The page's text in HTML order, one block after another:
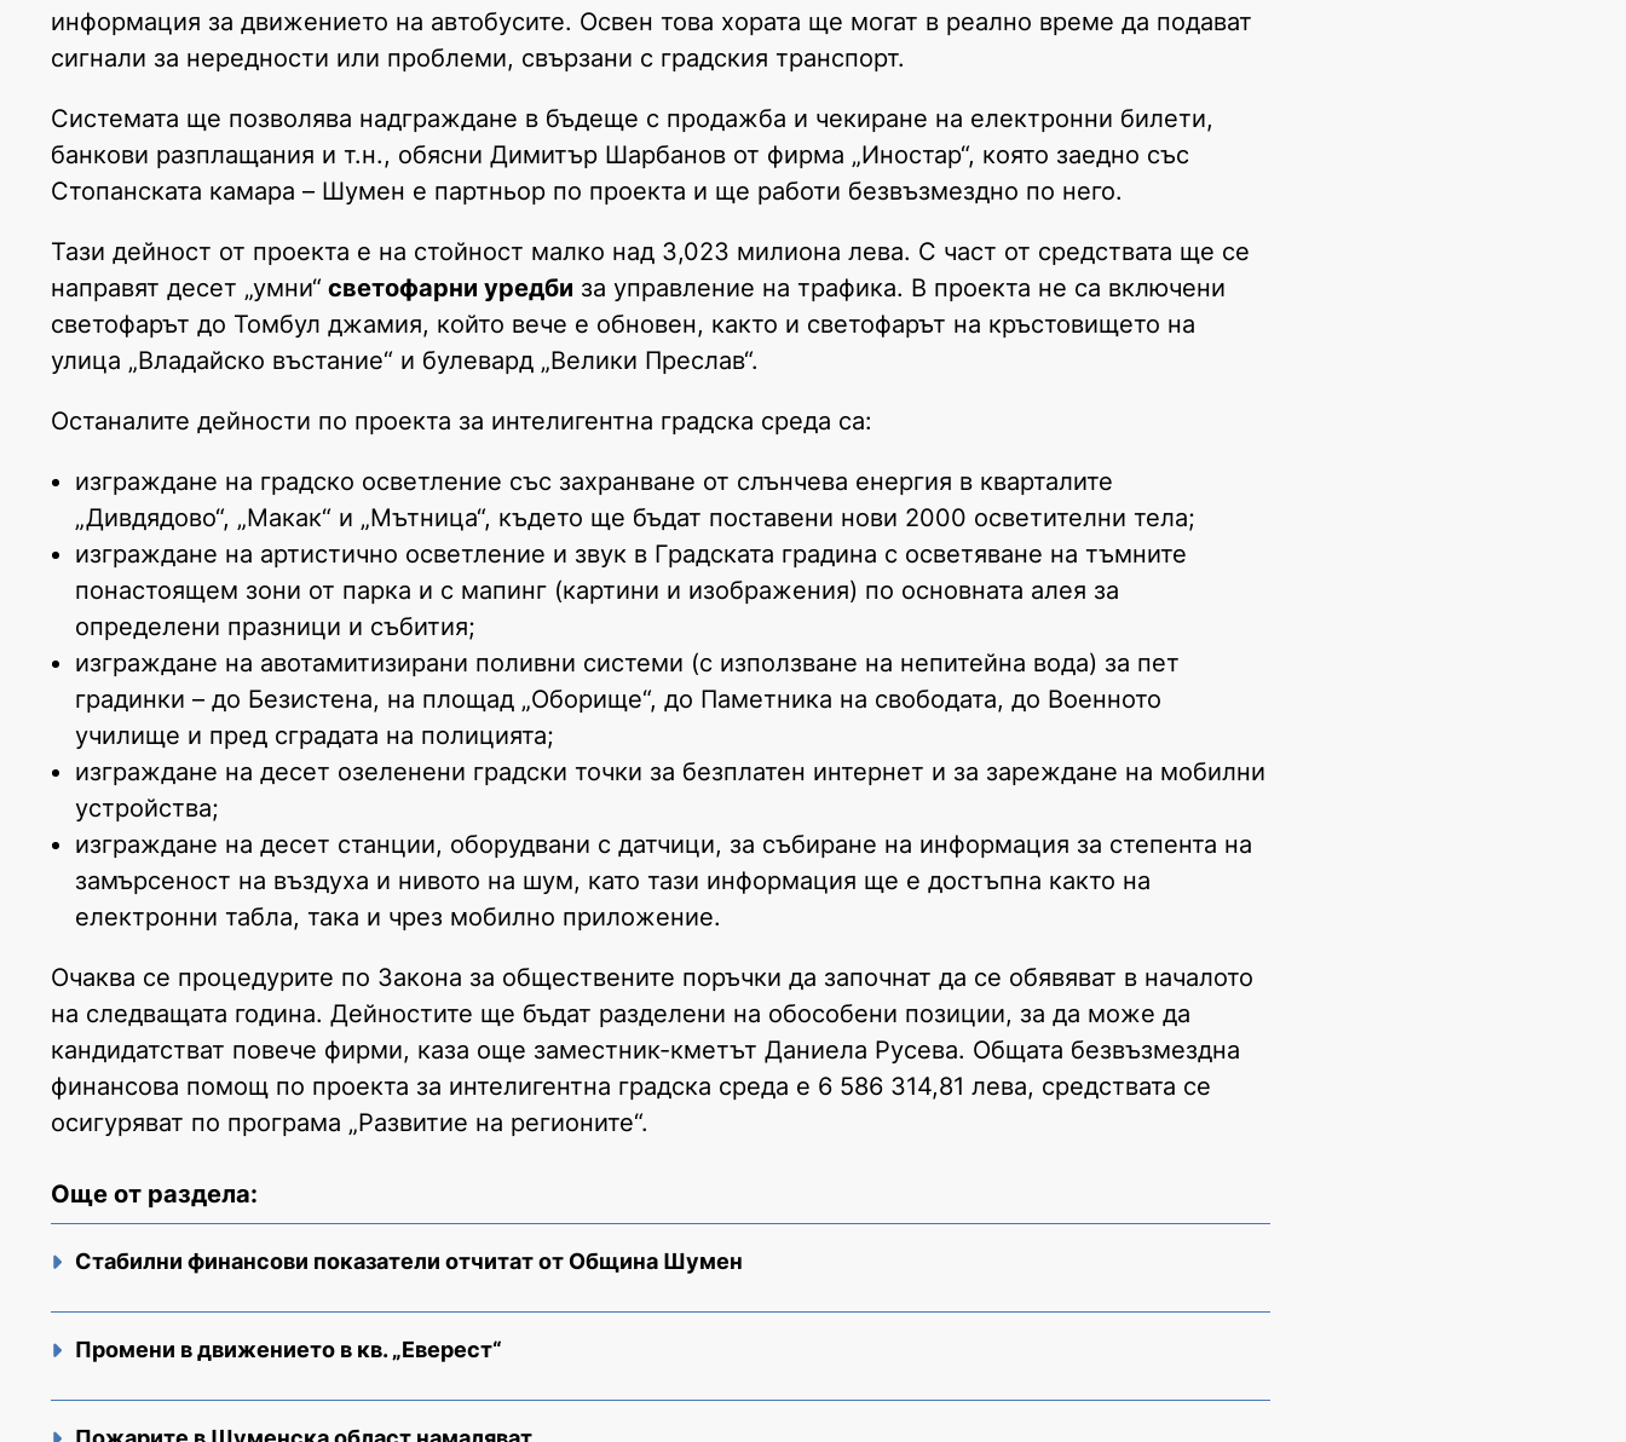
информация за движението на автобусите. Освен това хората ще могат в реално време да подават
сигнали за нередности или проблеми, свързани с градския транспорт.
Системата ще позволява надграждане в бъдеще с продажба и чекиране на електронни билети,
банкови разплащания и т.н., обясни Димитър Шарбанов от фирма „Иностар“, която заедно със
Стопанската камара – Шумен е партньор по проекта и ще работи безвъзмездно по него.
Тази дейност от проекта е на стойност малко над 3,023 милиона лева. С част от средствата ще се
направят десет „умни“ светофарни уредби за управление на трафика. В проекта не са включени
светофарът до Томбул джамия, който вече е обновен, както и светофарът на кръстовището на
улица „Владайско въстание“ и булевард „Велики Преслав“.
Останалите дейности по проекта за интелигентна градска среда са:
изграждане на градско осветление със захранване от слънчева енергия в кварталите
„Дивдядово“, „Макак“ и „Мътница“, където ще бъдат поставени нови 2000 осветителни тела;
изграждане на артистично осветление и звук в Градската градина с осветяване на тъмните
понастоящем зони от парка и с мапинг (картини и изображения) по основната алея за
определени празници и събития;
изграждане на авотамитизирани поливни системи (с използване на непитейна вода) за пет
градинки – до Безистена, на площад „Оборище“, до Паметника на свободата, до Военното
училище и пред сградата на полицията;
изграждане на десет озеленени градски точки за безплатен интернет и за зареждане на мобилни
устройства;
изграждане на десет станции, оборудвани с датчици, за събиране на информация за степента на
замърсеност на въздуха и нивото на шум, като тази информация ще е достъпна както на
електронни табла, така и чрез мобилно приложение.
Очаква се процедурите по Закона за обществените поръчки да започнат да се обявяват в началото
на следващата година. Дейностите ще бъдат разделени на обособени позиции, за да може да
кандидатстват повече фирми, каза още заместник-кметът Даниела Русева. Общата безвъзмездна
финансова помощ по проекта за интелигентна градска среда е 6 586 314,81 лева, средствата се
осигуряват по програма „Развитие на регионите“.
Още от раздела:
Стабилни финансови показатели отчитат от Община Шумен
Промени в движението в кв. „Еверест“